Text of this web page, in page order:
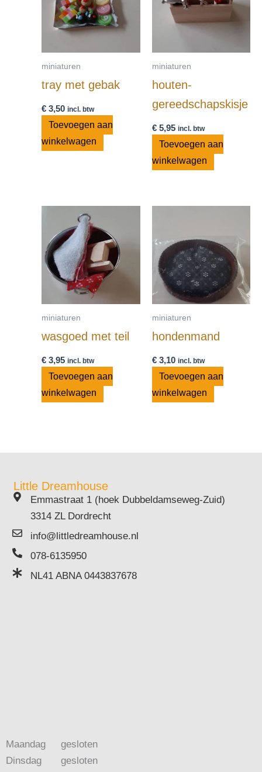
miniaturen
tray met gebak
€ 3,50 incl. btw
Toevoegen aan
winkelwagen
miniaturen
houten-
gereedschapskisje
€5,95 incl. btw
Toevoegen aan
winkelwagen
miniaturen
wasgoed met teil
€ 3,95 incl. btw
Toevoegen aan
winkelwagen
miniaturen
hondenmand
€3,10 incl. btw
Toevoegen aan
winkelwagen
Little Dreamhouse
Emmastraat 1 (hoek Dubbeldamseweg-Zuid)
3314 ZL Dordrecht
info@littledreamhouse.nl
078-6135950
NL41 ABNA 0443837678
Maandag
Dinsdag
gesloten
gesloten